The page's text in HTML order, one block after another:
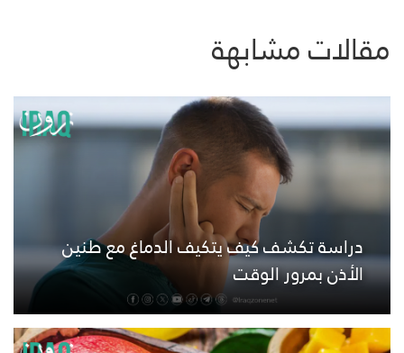
مقالات مشابهة
دراسة تكشف كيف يتكيف الدماغ مع طنين
الأذن بمرور الوقت